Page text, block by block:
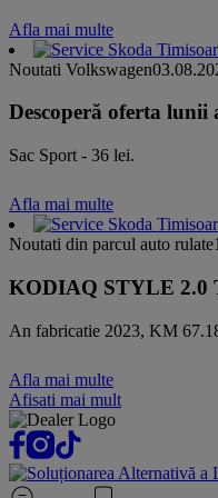
Afla mai multe
Noutati Volkswagen
Descoperă oferta lunii
Sac Sport - 36 lei.
Afla mai multe
Noutati din parcul auto rulate
KODIAQ STYLE 2.0
An fabricatie 2023, KM
Afla mai multe
Afisati mai mult